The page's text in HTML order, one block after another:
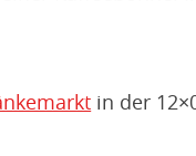
in der